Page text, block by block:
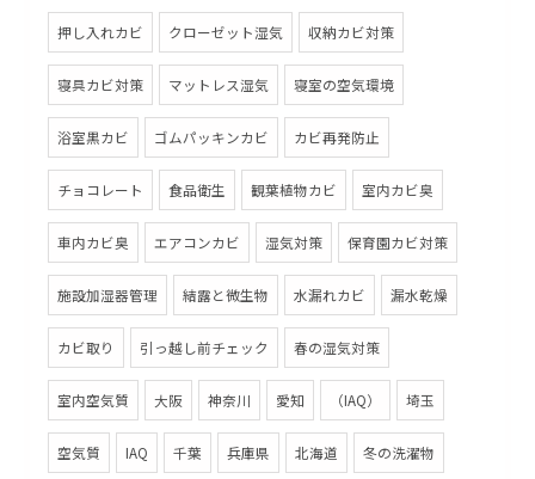
押し入れカビ クローゼット湿気 収納カビ対策
寝具カビ対策 マットレス湿気 寝室の空気環境
浴室黒カビ ゴムパッキンカビ カビ再発防止
チョコレート 食品衛生 観葉植物カビ 室内カビ臭
車内カビ臭 エアコンカビ 湿気対策 保育園カビ対策
施設加湿器管理 結露と微生物 水漏れカビ 漏水乾燥
カビ取り 引っ越し前チェック 春の湿気対策
室内空気質 大阪 神奈川 愛知 （IAQ） 埼玉
空気質 IAQ 千葉 兵庫県 北海道 冬の洗濯物